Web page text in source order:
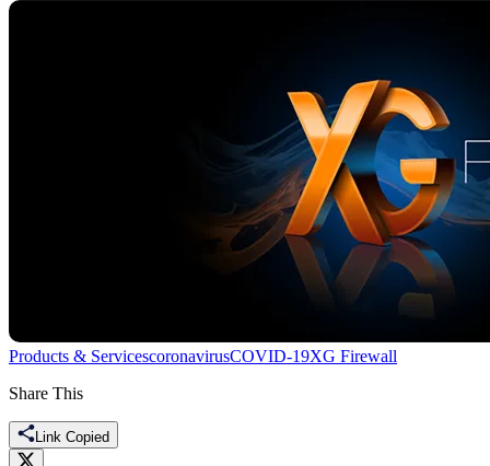
Products & ServicescoronavirusCOVID-19XG Firewall
Share This
Link Copied